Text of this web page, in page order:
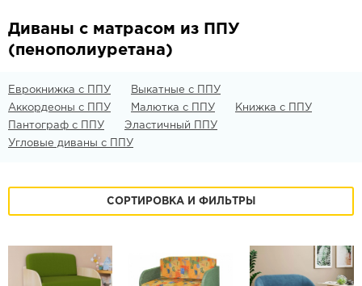
Диваны с матрасом из ППУ
(пенополиуретана)
Еврокнижка с ППУ
Выкатные с ППУ
Аккордеоны с ППУ
Малютка с ППУ
Книжка с ППУ
Пантограф с ППУ
Эластичный ППУ
Угловые диваны с ППУ
СОРТИРОВКА И ФИЛЬТРЫ